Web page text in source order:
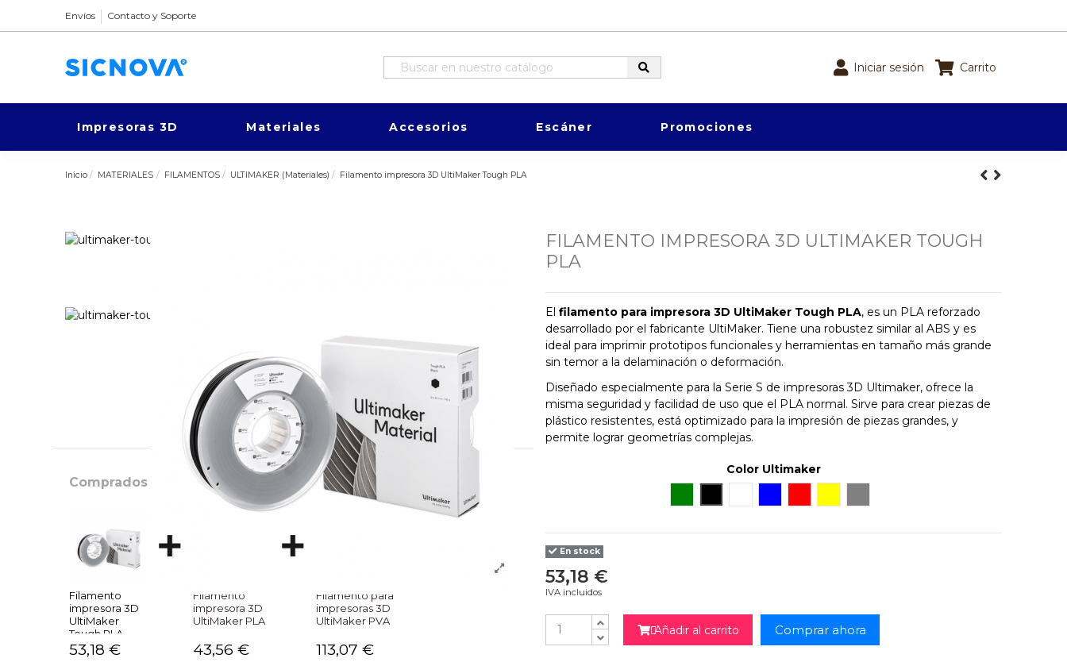
Envíos Contacto y Soporte
Iniciar sesión Carrito
Impresoras 3D Materiales Accesorios Escáner Promociones
Inicio MATERIALES FILAMENTOS ULTIMAKER (Materiales) Filamento impresora 3D UltiMaker Tough PLA
FILAMENTO IMPRESORA 3D ULTIMAKER TOUGH
PLA
El filamento para impresora 3D UltiMaker Tough PLA, es un PLA reforzado
desarrollado por el fabricante UltiMaker. Tiene una robustez similar al ABS y es
ideal para imprimir prototipos funcionales y herramientas en tamaño más grande
sin temor a la delaminación o deformación.
Diseñado especialmente para la Serie S de impresoras 3D Ultimaker, ofrece la
misma seguridad y facilidad de uso que el PLA normal. Sirve para crear piezas de
plástico resistentes, está optimizado para la impresión de piezas grandes, y
permite lograr geometrías complejas.
Color Ultimaker
En stock
53,18 €
IVA incluidos

Añadir al carrito Comprar ahora
Comprados juntos habitualmente
Filamento
impresora 3D
UltiMaker
Tough PLA
53,18 €
Filamento
impresora 3D
UltiMaker PLA
43,56 €
Filamento para
impresoras 3D
UltiMaker PVA
113,07 €